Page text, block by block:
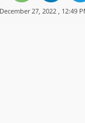
27, 2022 , 12:49